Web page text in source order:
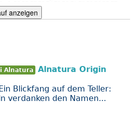
anzeigen
Alnatura
Alnatura Origin
Blickfang auf dem Teller:
verdanken den Namen...